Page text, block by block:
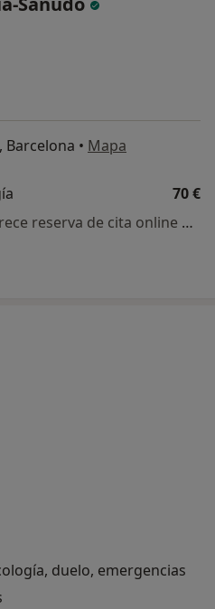
Barcelona • Mapa
70 €
Este especialista no ofrece reserva de cita online en esta dirección.
duelo, emergencias